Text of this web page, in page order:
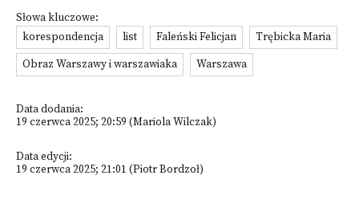
Słowa kluczowe:
korespondencja
list Faleński Felicjan
Trębicka Maria
Obraz Warszawy i warszawiaka
Warszawa
Data dodania:
19 czerwca 2025; 20:59 (Mariola Wilczak)
Data edycji:
19 czerwca 2025; 21:01 (Piotr Bordzoł)